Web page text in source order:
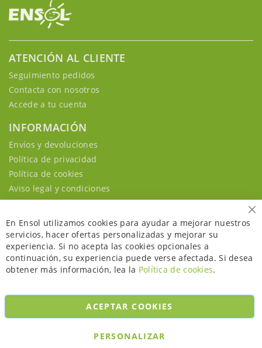
ATENCIÓN AL CLIENTE
Seguimiento pedidos
Contacta con nosotros
Accede a tu cuenta
INFORMACIÓN
Envíos y devoluciones
Política de privacidad
Política de cookies
Aviso legal y condiciones
Copyright © 2026. All rights reserved. Powered byBobaly Partners.
En Ensol utilizamos cookies para ayudar a mejorar nuestros
servicios, hacer ofertas personalizadas y mejorar su
experiencia. Si no acepta las cookies opcionales a
continuación, su experiencia puede verse afectada. Si desea
obtener más información, lea la Política de cookies.
ACEPTAR COOKIES
PERSONALIZAR